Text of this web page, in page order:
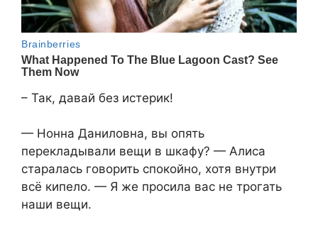
– Так, давай без истерик!
— Нонна Даниловна, вы опять
перекладывали вещи в шкафу? — Алиса
старалась говорить спокойно, хотя внутри
всё кипело. — Я же просила вас не трогать
наши вещи.